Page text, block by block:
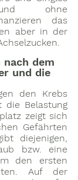
ohne
das
aber in der
nach dem
und die
den Krebs
die Belastung
zeigt sich
Gefährten
diejenigen,
bzw. eine
den ersten
Auf der